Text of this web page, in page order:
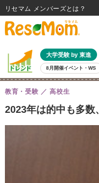
大学受験 by 東進
8月開催イベント・WS
2023年は的中も多
教育・受験 高校生
リセマム メンバーズ